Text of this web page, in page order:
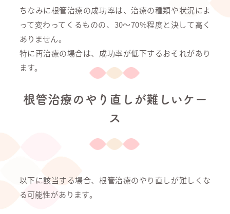
ちなみに根管治療の成功率は、治療の種類や状況によ
って変わってくるものの、30～70%程度と決して高く
ありません。
特に再治療の場合は、成功率が低下するおそれがあり
ます。
根管治療のやり直しが難しいケー
ス
以下に該当する場合、根管治療のやり直しが難しくな
る可能性があります。